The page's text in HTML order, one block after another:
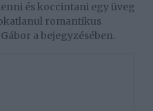
és koccintani egy üveg
romantikus
a bejegyzésében.